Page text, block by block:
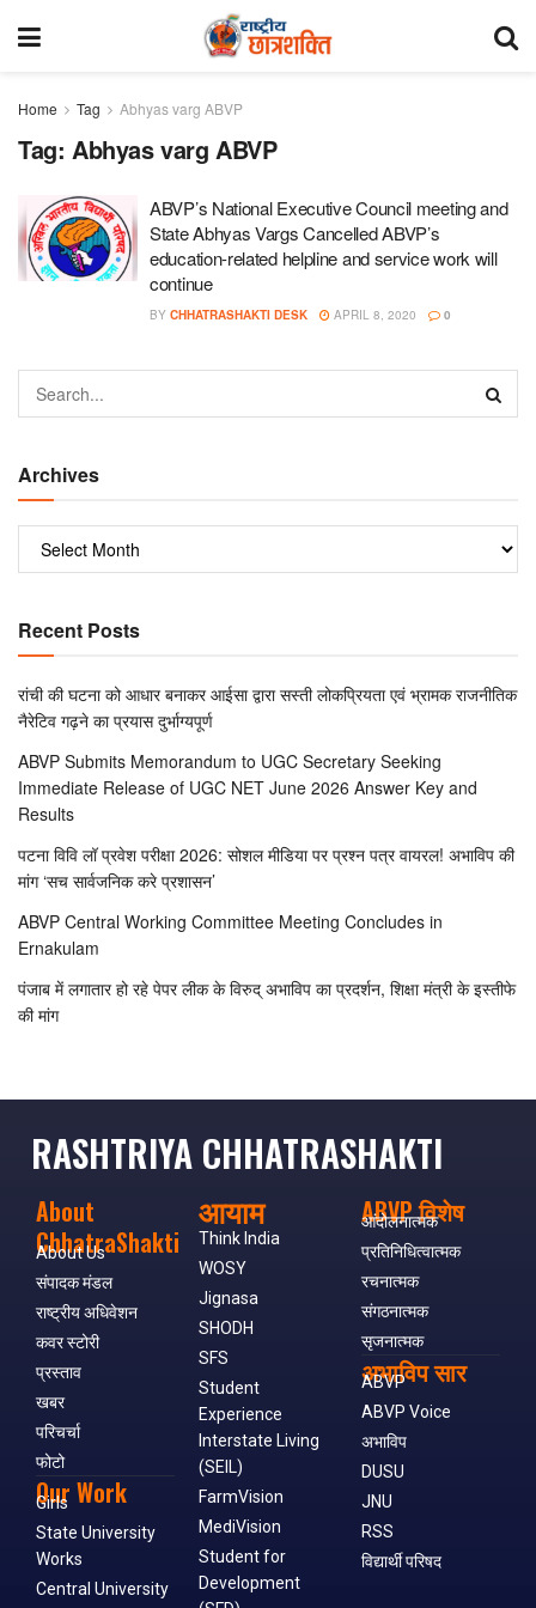
Home Tag Abhyas varg ABVP
Tag: Abhyas varg ABVP
ABVP’s National Executive Council meeting and
State Abhyas Vargs Cancelled ABVP’s
education-related helpline and service work will
continue
BY CHHATRASHAKTI DESK APRIL 8, 2020 0
Archives
Recent Posts
रांची की घटना को आधार बनाकर आईसा द्वारा सस्ती लोकप्रियता एवं भ्रामक राजनीतिक
नैरेटिव गढ़ने का प्रयास दुर्भाग्यपूर्ण
ABVP Submits Memorandum to UGC Secretary Seeking
Immediate Release of UGC NET June 2026 Answer Key and
Results
पटना विवि लॉ प्रवेश परीक्षा 2026: सोशल मीडिया पर प्रश्न पत्र वायरल! अभाविप की
मांग ‘सच सार्वजनिक करे प्रशासन’
ABVP Central Working Committee Meeting Concludes in
Ernakulam
पंजाब में लगातार हो रहे पेपर लीक के विरुद् अभाविप का प्रदर्शन, शिक्षा मंत्री के इस्तीफे
की मांग
RASHTRIYA CHHATRASHAKTI
About
ChhatraShakti
About Us
संपादक मंडल
राष्ट्रीय अधिवेशन
कवर स्टोरी
प्रस्ताव
खबर
परिचर्चा
फोटो
Our Work
Girls
State University
Works
Central University
आयाम
Think India
WOSY
Jignasa
SHODH
SFS
Student
Experience
Interstate Living
(SEIL)
FarmVision
MediVision
Student for
Development
ABVP विशेष
आंदोलनात्मक
प्रतिनिधित्वात्मक
रचनात्मक
संगठनात्मक
सृजनात्मक
अभाविप सार
ABVP
ABVP Voice
अभाविप
DUSU
JNU
RSS
विद्यार्थी परिषद